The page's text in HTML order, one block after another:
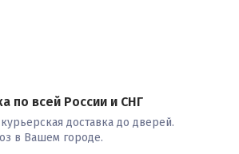
по всей России и СНГ
доставка до дверей.
в Вашем городе.